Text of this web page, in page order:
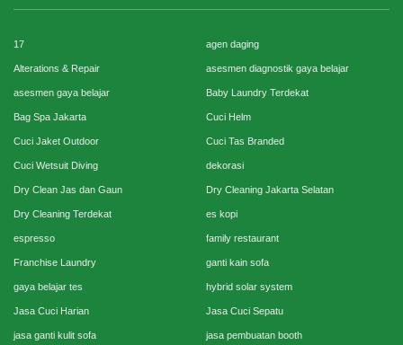
17 agen daging
Alterations & Repair asesmen diagnostik gaya belajar
asesmen gaya belajar Baby Laundry Terdekat
Bag Spa Jakarta Cuci Helm
Cuci Jaket Outdoor Cuci Tas Branded
Cuci Wetsuit Diving dekorasi
Dry Clean Jas dan Gaun Dry Cleaning Jakarta Selatan
Dry Cleaning Terdekat es kopi
espresso family restaurant
Franchise Laundry ganti kain sofa
gaya belajar tes hybrid solar system
Jasa Cuci Harian Jasa Cuci Sepatu
jasa ganti kulit sofa jasa pembuatan booth